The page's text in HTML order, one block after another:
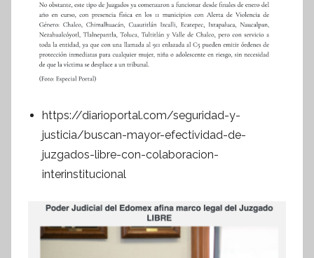
https://diarioportal.com/seguridad-y-
justicia/buscan-mayor-efectividad-de-
juzgados-libre-con-colaboracion-
interinstitucional